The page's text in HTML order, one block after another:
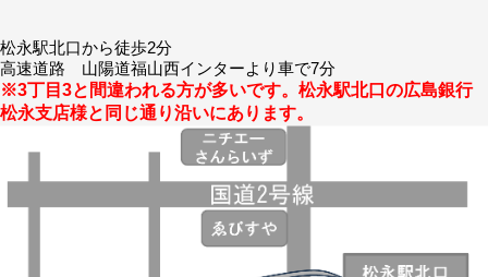
松永駅北口から徒歩2分
高速道路 山陽道福山西インターより車で7分
※3丁目3と間違われる方が多いです。松永駅北口の広島銀行
松永支店様と同じ通り沿いにあります。